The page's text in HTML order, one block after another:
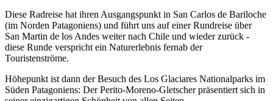
Diese Radreise hat ihren Ausgangspunkt in San Carlos de Bariloche
(im Norden Patagoniens) und führt uns auf einer Rundreise über
San Martin de los Andes weiter nach Chile und wieder zurück -
diese Runde verspricht ein Naturerlebnis fernab der
Touristenströme.
Höhepunkt ist dann der Besuch des Los Glaciares Nationalparks im
Süden Patagoniens: Der Perito-Moreno-Gletscher präsentiert sich in